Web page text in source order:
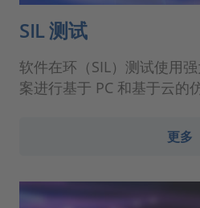
SIL 测试
软件在环（SIL）测试使用
案进行基于 PC 和基于云的
更多